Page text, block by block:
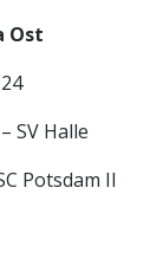
Ost
SV Halle
Potsdam II